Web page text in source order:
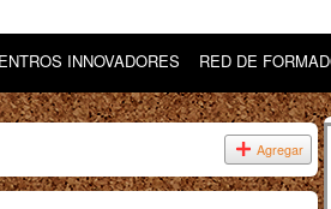
INNOVADORES RED DE
Agregar